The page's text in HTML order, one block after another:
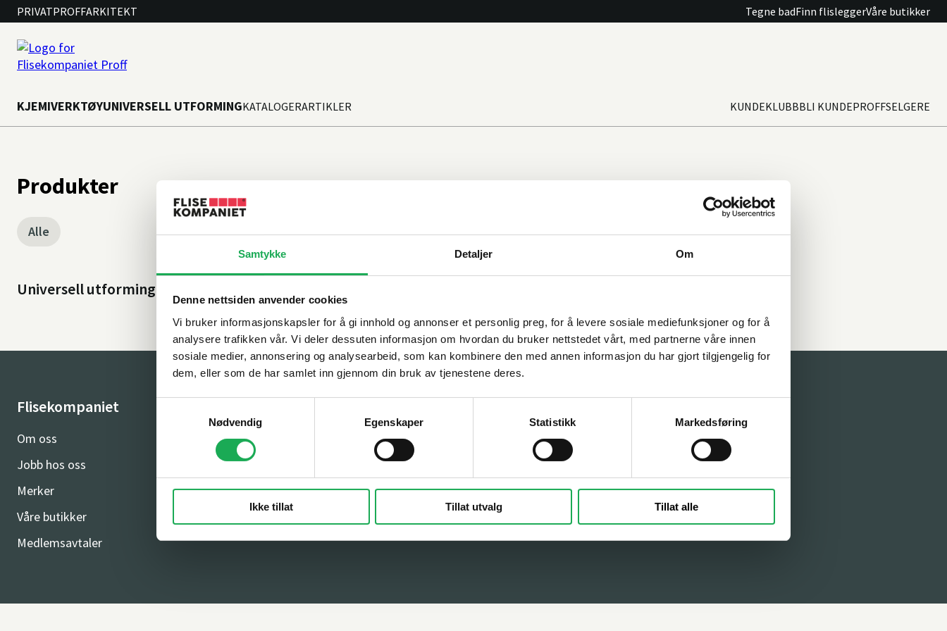
Samtykke Detaljer Om
Denne nettsiden anvender cookies
Vi bruker informasjonskapsler for å gi innhold og annonser et personlig preg, for å levere sosiale mediefunksjoner og for å
analysere trafikken vår. Vi deler dessuten informasjon om hvordan du bruker nettstedet vårt, med partnerne våre innen
sosiale medier, annonsering og analysearbeid, som kan kombinere den med annen informasjon du har gjort tilgjengelig for
dem, eller som de har samlet inn gjennom din bruk av tjenestene deres.
Nødvendig
Egenskaper Statistikk Markedsføring
Ikke tillat Tillat utvalg Tillat alle
PRIVATPROFFARKITEKT Tegne badFinn flisleggerVåre butikker
KJEMIVERKTØYUNIVERSELL UTFORMINGKATALOGERARTIKLER KUNDEKLUBBBLI KUNDEPROFFSELGERE
Produkter
Alle
Universell utforming
Flisekompaniet
Om oss
Jobb hos oss
Merker
Våre butikker
Medlemsavtaler
Kundeservice
Ofte stilte spørsmål
Salgsbetingelser og kjøpsvilkår e-handel
Kontakt oss
Åpningstider på hovedkontoret: 08:00-
Telefon: 22 88 47 10
Trenger du hjelp med et prosjekt?Ta
kontakt med vår prosjektavdeling